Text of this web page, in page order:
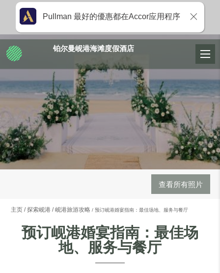
查看所有照片
主页 探索岘港 岘港旅游攻略 预订岘港婚宴指南：最佳场地、服务与餐厅
预订岘港婚宴指南：最佳场
地、服务与餐厅
铂尔曼岘港海滩度假酒店
Pullman 最好的優惠都在Accor应用程序